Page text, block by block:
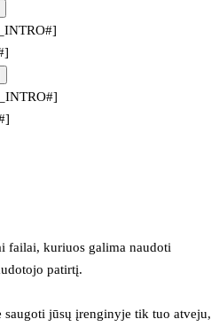
failai, kuriuos galima naudoti
patirtį.
saugoti jūsų įrenginyje tik tuo atveju,